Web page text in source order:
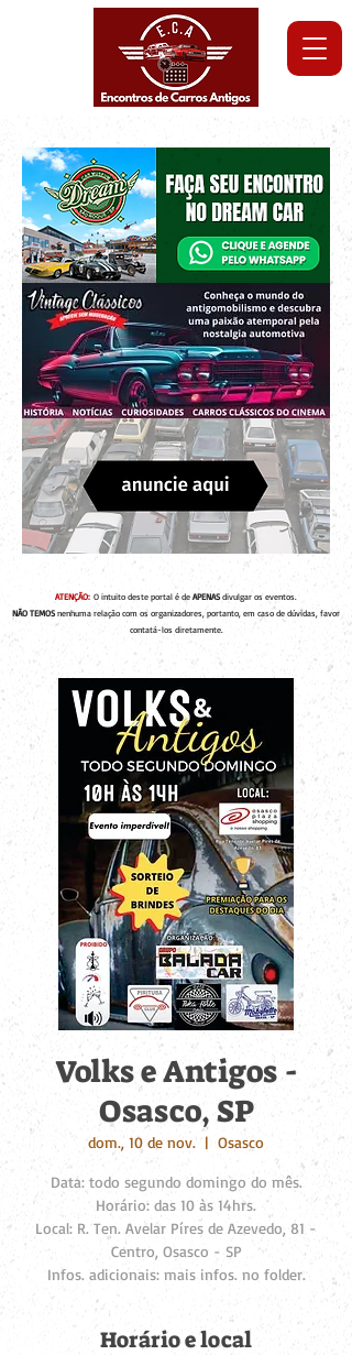
ATENÇÃO: O intuito deste portal é de APENAS divulgar os eventos.
NÃO TEMOS nenhuma relação com os organizadores, portanto, em caso de dúvidas, favor
contatá-los diretamente.
Volks e Antigos -
Osasco, SP
dom., 10 de nov.
  |
Osasco
Data: todo segundo domingo do mês.
Horário: das 10 às 14hrs.
Local: R. Ten. Avelar Píres de Azevedo, 81 -
Centro, Osasco - SP
Infos. adicionais: mais infos. no folder.
Horário e local